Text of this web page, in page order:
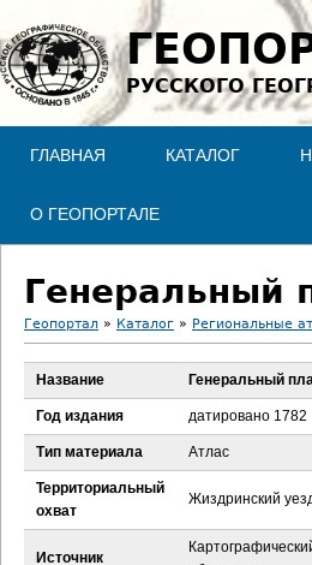
Jump to
РУССКОГО
ГЛАВНАЯ КАТАЛОГ
О ГЕОПОРТАЛЕ
Генеральный
В
ы
д
е
Геопортал » Каталог » Региональные
Название Генеральный
Год издания датировано 1782
Тип материала Атлас
Территориальный
охват
Жиздринский
Источник